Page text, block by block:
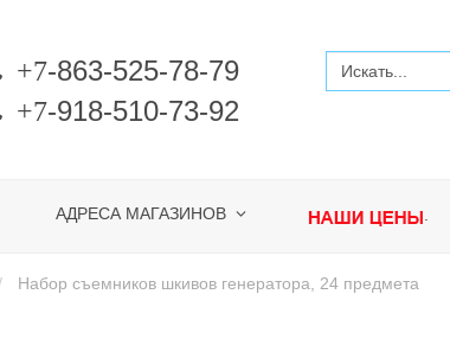
+7-863-525-78-79
+7-918-510-73-92
АДРЕСА МАГАЗИНОВ .
Набор съемников шкивов генератора, 24 предмета